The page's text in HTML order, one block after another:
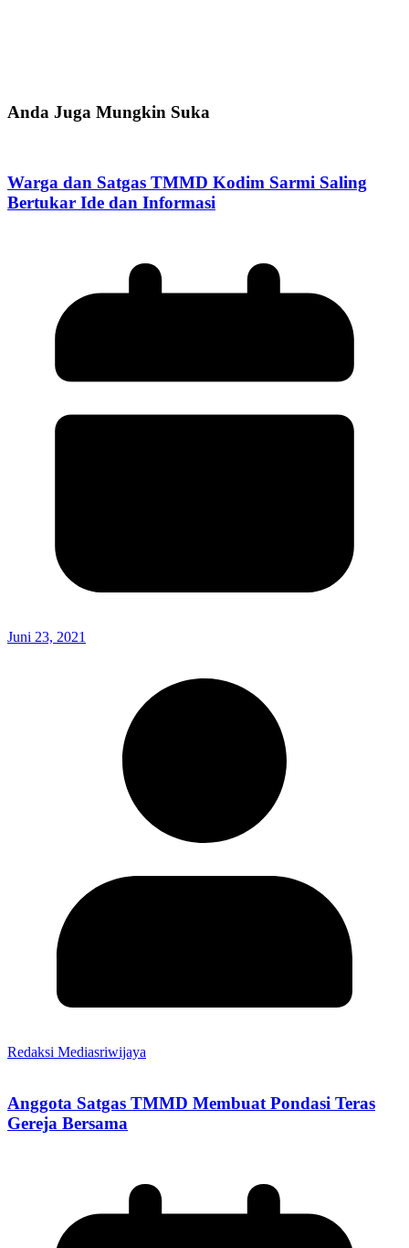
Anda Juga Mungkin Suka
Warga dan Satgas TMMD Kodim Sarmi Saling
Bertukar Ide dan Informasi
Juni 23, 2021
Redaksi Mediasriwijaya
Anggota Satgas TMMD Membuat Pondasi Teras
Gereja Bersama